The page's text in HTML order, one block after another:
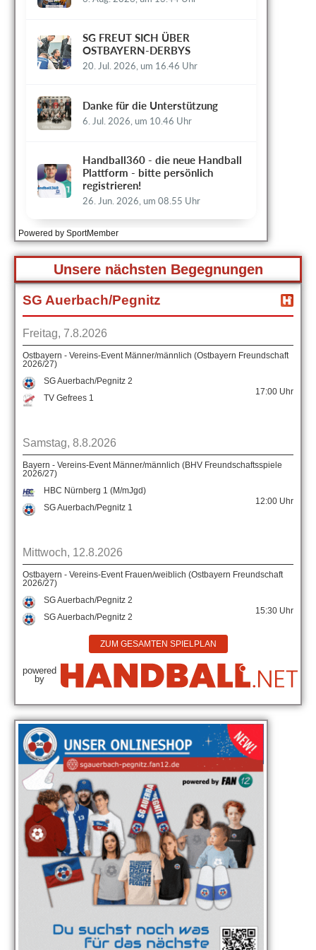
Powered by SportMember
Unsere nächsten Begegnungen
SG Auerbach/Pegnitz
Freitag, 7.8.2026
Ostbayern - Vereins-Event Männer/männlich (Ostbayern Freundschaft
2026/27)
SG Auerbach/Pegnitz 2
TV Gefrees 1
17:00 Uhr
Samstag, 8.8.2026
Bayern - Vereins-Event Männer/männlich (BHV Freundschaftsspiele
2026/27)
HBC Nürnberg 1 (M/mJgd)
SG Auerbach/Pegnitz 1
12:00 Uhr
Mittwoch, 12.8.2026
Ostbayern - Vereins-Event Frauen/weiblich (Ostbayern Freundschaft
2026/27)
SG Auerbach/Pegnitz 2
SG Auerbach/Pegnitz 2
15:30 Uhr
ZUM GESAMTEN SPIELPLAN
powered
by